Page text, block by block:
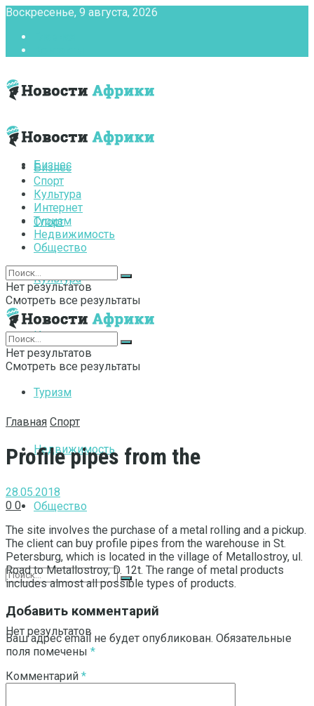
Воскресенье, 9 августа, 2026
Бизнес
Спорт
Культура
Интернет
Туризм
Недвижимость
Общество
Нет результатов
Смотреть все результаты
Бизнес
Спорт
Культура
Интернет
Туризм
Недвижимость
Общество
Нет результатов
Смотреть все результаты
Нет результатов
Смотреть все результаты
Главная Спорт
Profile pipes from the
28.05.2018
0 0
The site involves the purchase of a metal rolling and a pickup.
The client can buy profile pipes from the warehouse in St.
Petersburg, which is located in the village of Metallostroy, ul.
Road to Metallostroy, D. 12t. The range of metal products
includes almost all possible types of products.
Добавить комментарий
Ваш адрес email не будет опубликован. Обязательные
поля помечены *
Комментарий *